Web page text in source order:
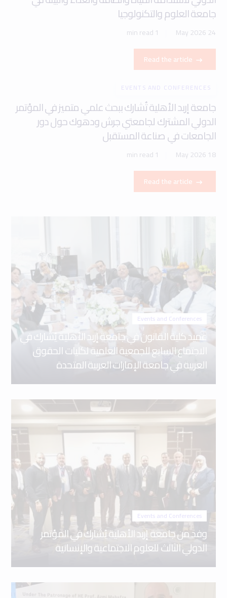
جامعة العلوم والتكنولوجيا
24 May 2026
1 min read
Read the article
EVENTS AND CONFERENCES
جامعة إربد الأهلية تُشارك ببحث علمي متميز في المؤتمر
الدولي المشترك لجامعتي جرش ودهوك حول دور
الجامعات في صناعة المستقبل
18 May 2026
1 min read
Read the article
Events and Conferences
عميد كلية القانون في جامعة إربد الأهلية يُشارك في
الاجتماع السابع للجمعية العلمية لكليات الحقوق
العربية في جامعة الإمارات العربية المتحدة
Events and Conferences
وفد من جامعة إربد الأهلية يُشارك في المؤتمر
الدولي الثالث للعلوم الاجتماعية والإنسانية